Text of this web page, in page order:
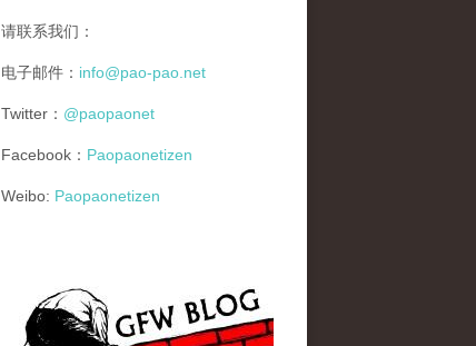
请联系我们：
电子邮件： info@pao-pao.net
Twitter： @paopaonet
Facebook： Paopaonetizen
Weibo: Paopaonetizen
gfw_blog_small.jpg